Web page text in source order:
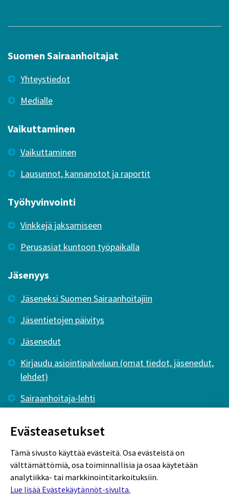
Suomen Sairaanhoitajat
Yhteystiedot
Medialle
Vaikuttaminen
Vaikuttaminen
Lausunnot, kannanotot ja raportit
Työhyvinvointi
Vinkkejä jaksamiseen
Perusasiat kuntoon työpaikalla
Jäsenyys
Jäseneksi Suomen Sairaanhoitajiin
Jäsentietojen päivitys
Jäsenedut
Kirjaudu asiointipalveluun (omat tiedot, jäsenedut,
lehdet)
Sairaanhoitaja-lehti
Evästeasetukset
Tämä sivusto käyttää evästeitä. Osa evästeistä on
välttämättömiä, osa toiminnallisia ja osaa käytetään
analytiikka- tai markkinointitarkoituksiin.
Lue lisää Evästekäytännöt-sivulta.